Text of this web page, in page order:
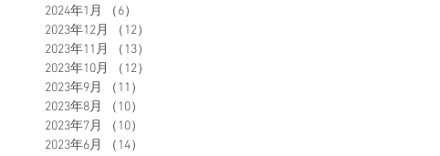
2024年1月
（6）
2023年12月
（12）
2023年11月
（13）
2023年10月
（12）
2023年9月
（11）
2023年8月
（10）
2023年7月
（10）
2023年6月
（14）